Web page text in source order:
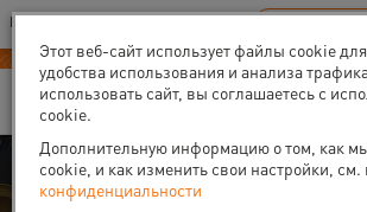
Ваш город:Воронеж
В Вашем регионе нет наших офисов
Аренда
Этот веб-сайт использует файлы cookie
удобства использования и анализа
использовать сайт, вы соглашаетесь с
cookie.
Дополнительную информацию о том, как
cookie, и как изменить свои настройки,
конфиденциальности